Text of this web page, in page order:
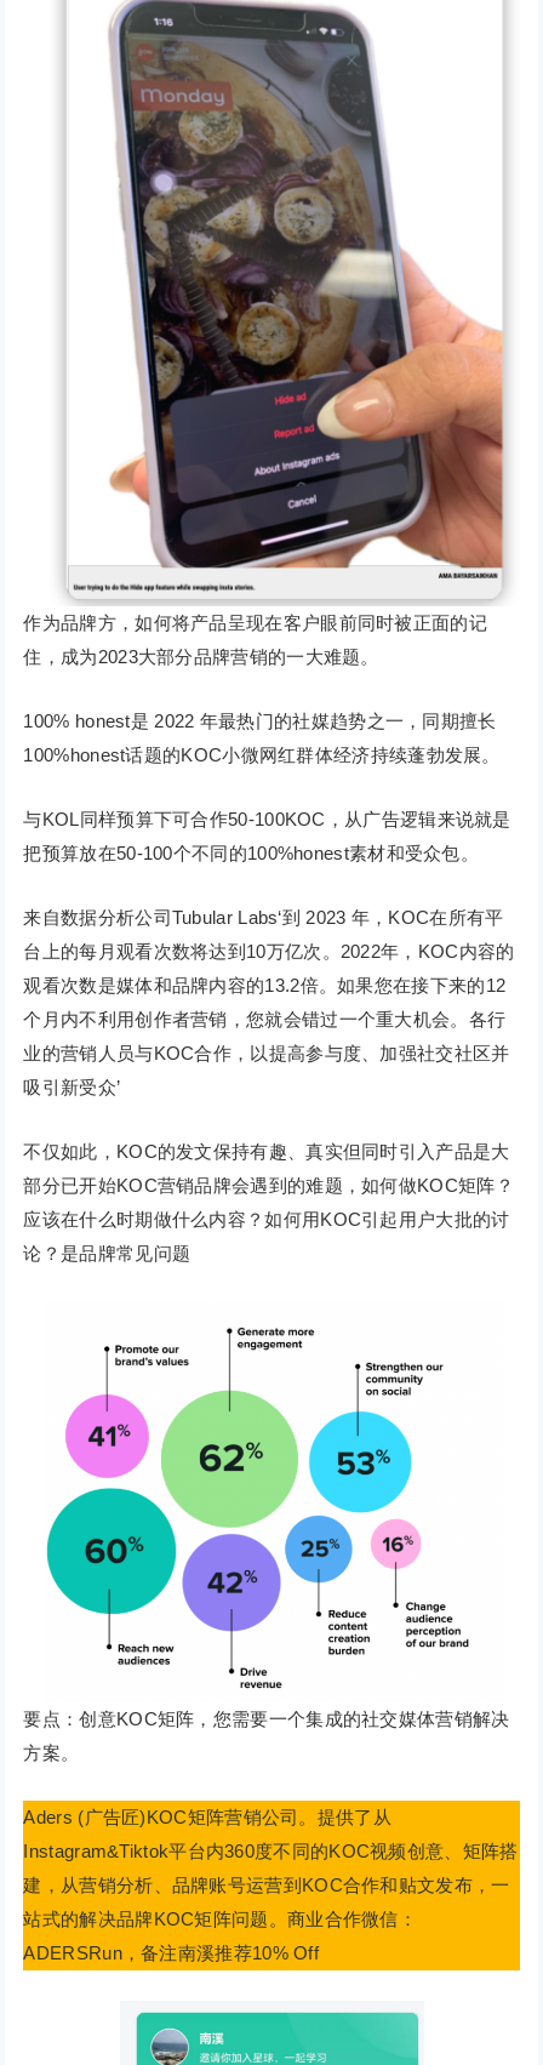
作为品牌方，如何将产品呈现在客户眼前同时被正面的记
住，成为2023大部分品牌营销的一大难题。
100% honest是 2022 年最热门的社媒趋势之一，同期擅长
100%honest话题的KOC小微网红群体经济持续蓬勃发展。
与KOL同样预算下可合作50-100KOC，从广告逻辑来说就是
把预算放在50-100个不同的100%honest素材和受众包。
来自数据分析公司Tubular Labs‘到 2023 年，KOC在所有平
台上的每月观看次数将达到10万亿次。2022年，KOC内容的
观看次数是媒体和品牌内容的13.2倍。如果您在接下来的12
个月内不利用创作者营销，您就会错过一个重大机会。各行
业的营销人员与KOC合作，以提高参与度、加强社交社区并
吸引新受众’
不仅如此，KOC的发文保持有趣、真实但同时引入产品是大
部分已开始KOC营销品牌会遇到的难题，如何做KOC矩阵？
应该在什么时期做什么内容？如何用KOC引起用户大批的讨
论？是品牌常见问题
要点：创意KOC矩阵，您需要一个集成的社交媒体营销解决
方案。
Aders (广告匠)KOC矩阵营销公司。提供了从
Instagram&Tiktok平台内360度不同的KOC视频创意、矩阵搭
建，从营销分析、品牌账号运营到KOC合作和贴文发布，一
站式的解决品牌KOC矩阵问题。商业合作微信：
ADERSRun，备注南溪推荐10% Off